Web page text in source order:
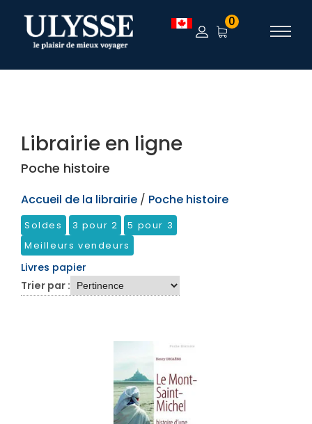
TEST 0
Librairie en ligne
Poche histoire
Accueil de la librairie / Poche histoire
Soldes 3 pour 2
5 pour 3
Meilleurs vendeurs
Livres papier
Trier par :